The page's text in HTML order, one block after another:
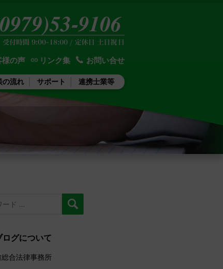
様の声 リンク集 お問い合せ
の流れ サポート 連携士業等
ログについて
合法律事務所